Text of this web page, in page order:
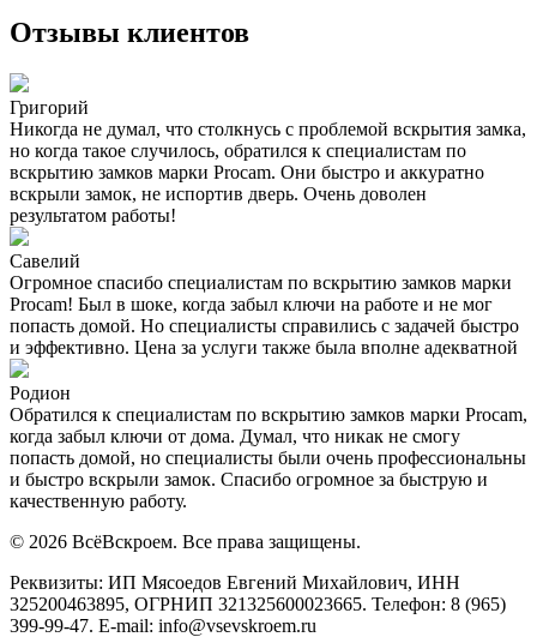
Отзывы клиентов
Григорий
Никогда не думал, что столкнусь с проблемой вскрытия замка,
но когда такое случилось, обратился к специалистам по
вскрытию замков марки Procam. Они быстро и аккуратно
вскрыли замок, не испортив дверь. Очень доволен
результатом работы!
Савелий
Огромное спасибо специалистам по вскрытию замков марки
Procam! Был в шоке, когда забыл ключи на работе и не мог
попасть домой. Но специалисты справились с задачей быстро
и эффективно. Цена за услуги также была вполне адекватной
Родион
Обратился к специалистам по вскрытию замков марки Procam,
когда забыл ключи от дома. Думал, что никак не смогу
попасть домой, но специалисты были очень профессиональны
и быстро вскрыли замок. Спасибо огромное за быструю и
качественную работу.
© 2026 ВсёВскроем. Все права защищены.
Реквизиты: ИП Мясоедов Евгений Михайлович, ИНН
325200463895, ОГРНИП 321325600023665. Телефон: 8 (965)
399-99-47. E-mail: info@vsevskroem.ru